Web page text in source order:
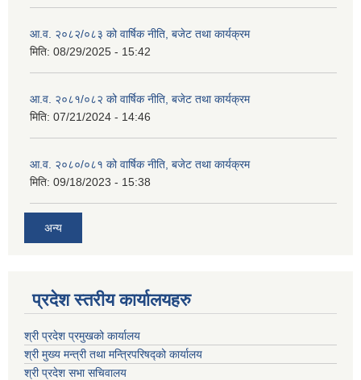
आ.व. २०८२/०८३ को वार्षिक नीति, बजेट तथा कार्यक्रम
मिति: 08/29/2025 - 15:42
आ.व. २०८१/०८२ को वार्षिक नीति, बजेट तथा कार्यक्रम
मिति: 07/21/2024 - 14:46
आ.व. २०८०/०८१ को वार्षिक नीति, बजेट तथा कार्यक्रम
मिति: 09/18/2023 - 15:38
अन्य
प्रदेश स्तरीय कार्यालयहरु
श्री प्रदेश प्रमुखको कार्यालय
श्री मुख्य मन्त्री तथा मन्त्रिपरिषद्को कार्यालय
श्री प्रदेश सभा सचिवालय